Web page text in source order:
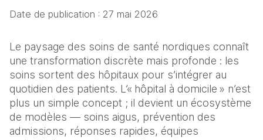
Date de publication : 27 mai 2026
Le paysage des soins de santé nordiques connaît
une transformation discrète mais profonde : les
soins sortent des hôpitaux pour s’intégrer au
quotidien des patients. L’« hôpital à domicile » n’est
plus un simple concept ; il devient un écosystème
de modèles — soins aigus, prévention des
admissions, réponses rapides, équipes